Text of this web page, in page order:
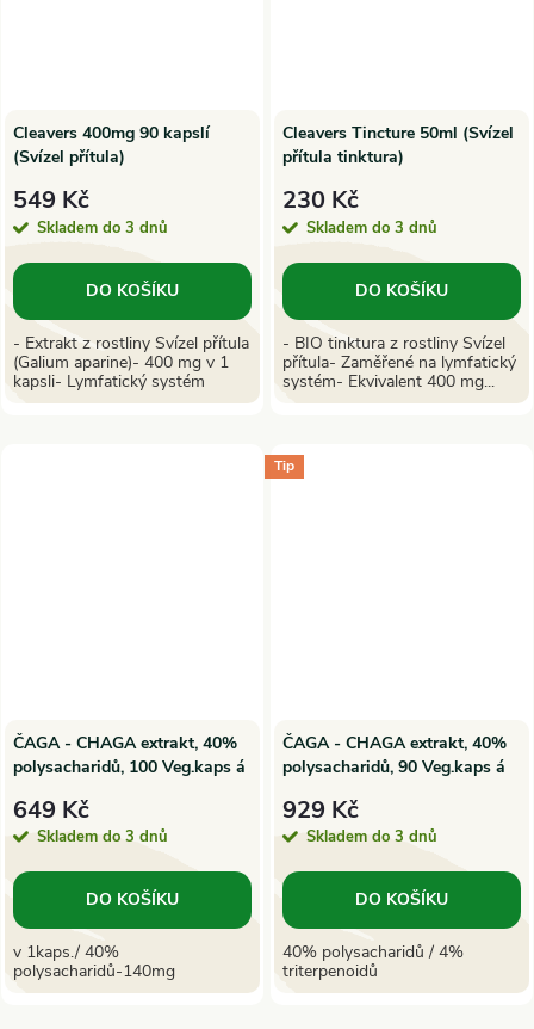
Cleavers 400mg 90 kapslí
(Svízel přítula)
549 Kč
Skladem do 3 dnů
DO KOŠÍKU
- Extrakt z rostliny Svízel přítula
(Galium aparine)- 400 mg v 1
kapsli- Lymfatický systém
Cleavers Tincture 50ml (Svízel
přítula tinktura)
230 Kč
Skladem do 3 dnů
DO KOŠÍKU
- BIO tinktura z rostliny Svízel
přítula- Zaměřené na lymfatický
systém- Ekvivalent 400 mg...
ČAGA - CHAGA extrakt, 40%
polysacharidů, 100 Veg.kaps á
649 Kč
Skladem do 3 dnů
DO KOŠÍKU
v 1kaps./ 40%
polysacharidů-140mg
Tip
ČAGA - CHAGA extrakt, 40%
polysacharidů, 90 Veg.kaps á
929 Kč
Skladem do 3 dnů
DO KOŠÍKU
40% polysacharidů / 4%
triterpenoidů